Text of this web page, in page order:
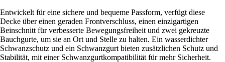
Entwickelt für eine sichere und bequeme Passform, verfügt diese
Decke über einen geraden Frontverschluss, einen einzigartigen
Beinschnitt für verbesserte Bewegungsfreiheit und zwei gekreuzte
Bauchgurte, um sie an Ort und Stelle zu halten. Ein wasserdichter
Schwanzschutz und ein Schwanzgurt bieten zusätzlichen Schutz und
Stabilität, mit einer Schwanzgurtkompatibilität für mehr Sicherheit.